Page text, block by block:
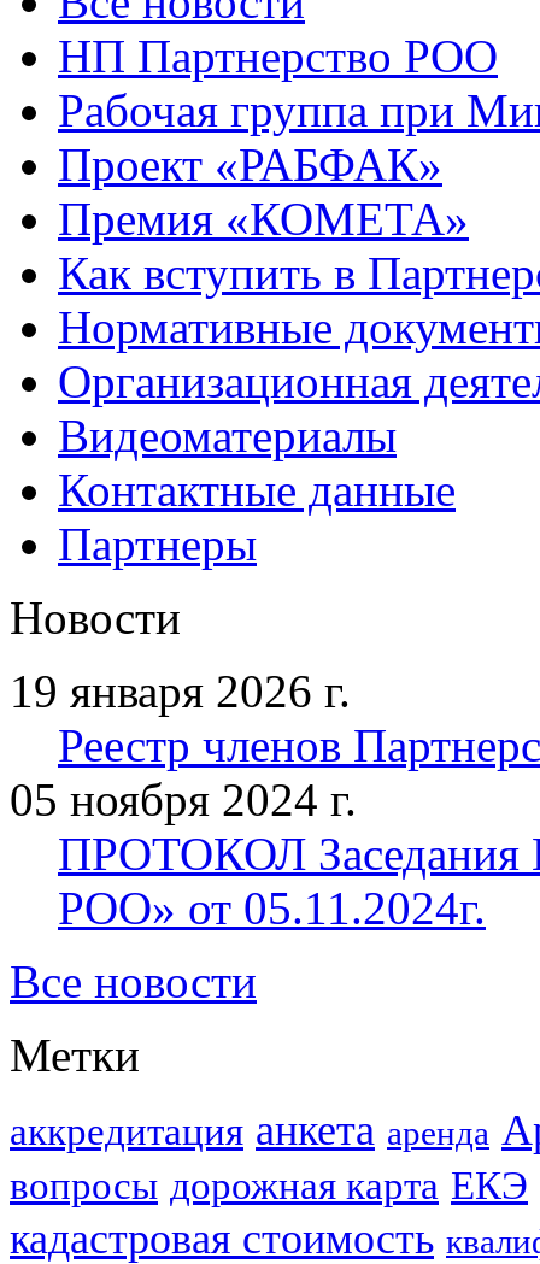
НП Партнерство РОО
Рабочая группа при
Проект «РАБФАК»
Премия «КОМЕТА»
Как вступить в
Нормативные
Организационная
Видеоматериалы
Контактные данные
Партнеры
Новости
19 января 2026 г.
Реестр членов
05 ноября 2024 г.
ПРОТОКОЛ Заседания
РОО» от 05.11.2024г.
Все новости
Метки
аккредитация анкета аренда
вопросы дорожная карта ЕКЭ
кадастровая стоимость